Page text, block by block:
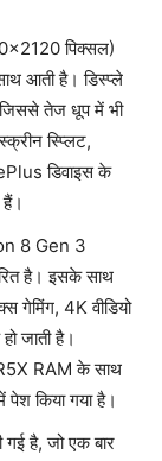
पिक्सल)
आती है। डिस्प्ले
तेज धूप में भी
स्प्लिट,
डिवाइस के
8 Gen 3
है। इसके साथ
गेमिंग, 4K वीडियो
जाती है।
RAM के साथ
किया गया है।
है, जो एक बार